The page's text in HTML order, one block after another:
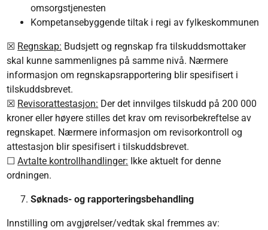
omsorgstjenesten
Kompetansebyggende tiltak i regi av fylkeskommunen
☒ Regnskap: Budsjett og regnskap fra tilskuddsmottaker
skal kunne sammenlignes på samme nivå. Nærmere
informasjon om regnskapsrapportering blir spesifisert i
tilskuddsbrevet.
☒ Revisorattestasjon: Der det innvilges tilskudd på 200 000
kroner eller høyere stilles det krav om revisorbekreftelse av
regnskapet. Nærmere informasjon om revisorkontroll og
attestasjon blir spesifisert i tilskuddsbrevet.
☐Avtalte kontrollhandlinger: Ikke aktuelt for denne
ordningen.
Søknads- og rapporteringsbehandling
Innstilling om avgjørelser/vedtak skal fremmes av: